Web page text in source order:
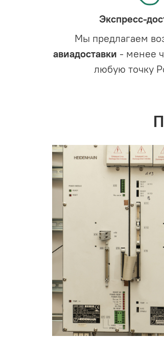
Экспресс-
Мы предлагаем
авиадоставки - менее
любую точку